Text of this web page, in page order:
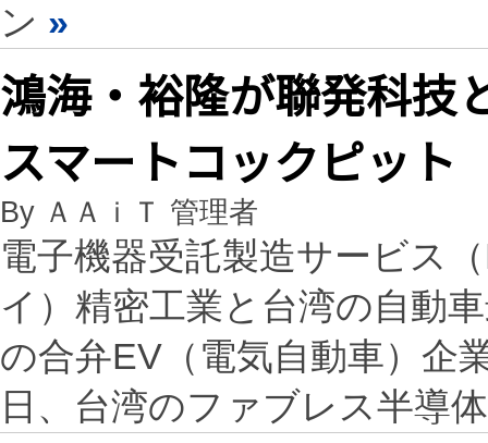
ン »
鴻海・裕隆が聯発科
スマートコックピット
By ＡＡｉＴ 管理者
電子機器受託製造サービス
イ）精密工業と台湾の自動
の合弁EV（電気自動車）企
日、台湾のファブレス半導